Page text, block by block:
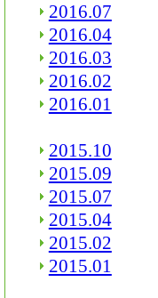
2016.07
2016.04
2016.03
2016.02
2016.01
2015.10
2015.09
2015.07
2015.04
2015.02
2015.01